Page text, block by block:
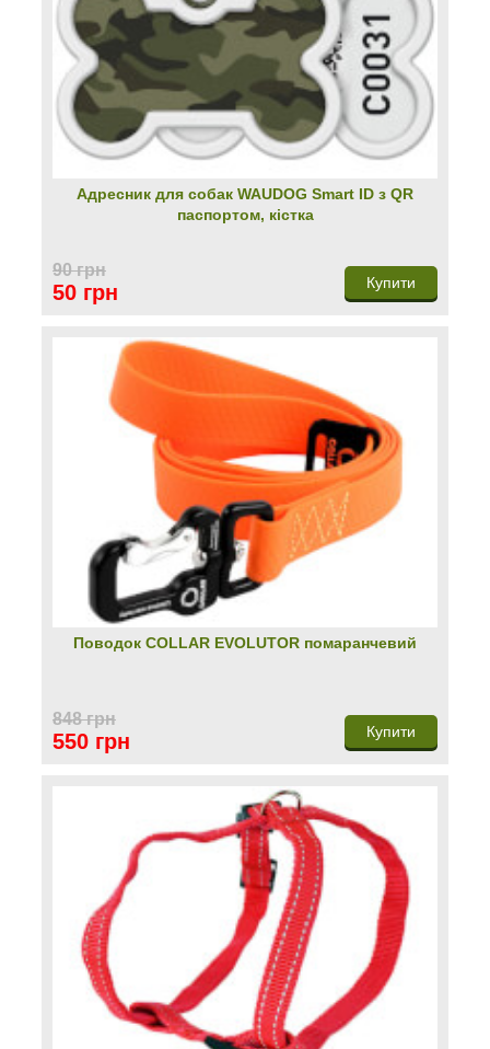
Адресник для собак WAUDOG Smart ID з QR
паспортом, кістка
90 грн
50 грн Купити
Поводок COLLAR EVOLUTOR помаранчевий
848 грн
550 грн Купити